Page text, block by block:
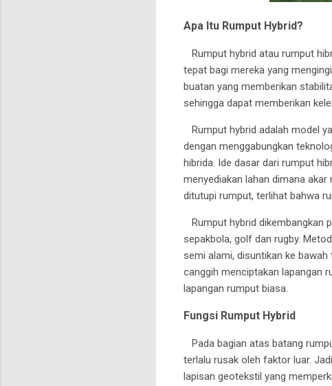
Apa Itu Rumput Hybrid?
Rumput hybrid atau rumput
tepat bagi mereka yang
buatan yang memberikan
sehingga dapat memberikan
Rumput hybrid adalah model
dengan menggabungkan
hibrida. Ide dasar dari rumput
menyediakan lahan dimana
ditutupi rumput, terlihat bahwa
Rumput hybrid dikembangkan
sepakbola, golf dan rugby.
semi alami, disuntikan ke
canggih menciptakan lapangan
lapangan rumput biasa.
Fungsi Rumput Hybrid
Pada bagian atas batang
terlalu rusak oleh faktor luar.
lapisan geotekstil yang